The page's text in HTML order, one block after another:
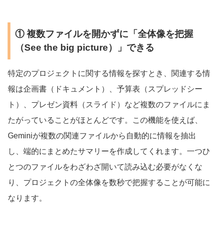
① 複数ファイルを開かずに「全体像を把握
（See the big picture）」できる
特定のプロジェクトに関する情報を探すとき、関連する情
報は企画書（ドキュメント）、予算表（スプレッドシー
ト）、プレゼン資料（スライド）など複数のファイルにま
たがっていることがほとんどです。この機能を使えば、
Geminiが複数の関連ファイルから自動的に情報を抽出
し、端的にまとめたサマリーを作成してくれます。一つひ
とつのファイルをわざわざ開いて読み込む必要がなくな
り、プロジェクトの全体像を数秒で把握することが可能に
なります。